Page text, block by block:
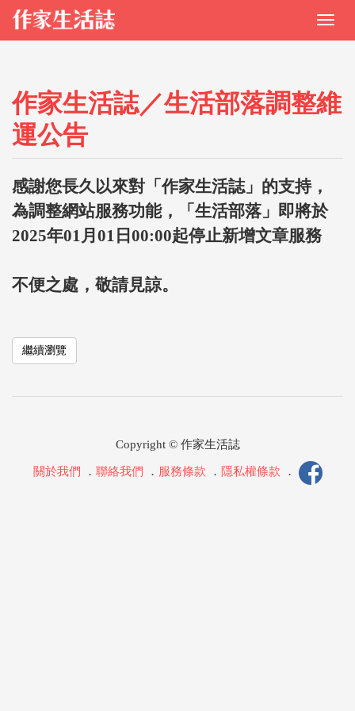
作家生活誌／生活部落調整維
運公告
感謝您長久以來對「作家生活誌」的支持，
為調整網站服務功能，「生活部落」即將於
2025年01月01日00:00起停止新增文章服務
不便之處，敬請見諒。
繼續瀏覽
Copyright © 作家生活誌
關於我們 ． 聯絡我們 ． 服務條款 ． 隱私權條款 ．